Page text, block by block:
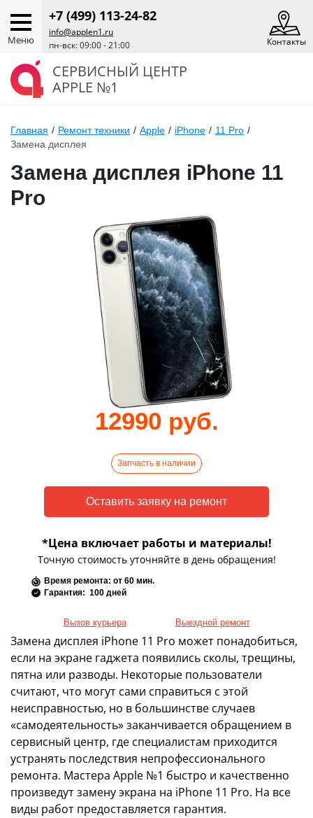
Меню
+7 (499) 113-24-82
info@applen1.ru
пн-вск: 09:00 - 21:00
Контакты
СЕРВИСНЫЙ ЦЕНТР
APPLE №1
Главная / Ремонт техники / Apple / iPhone / 11 Pro /
Замена дисплея
Замена дисплея iPhone 11
Pro
12990 руб.
Запчасть в наличии
*Цена включает работы и материалы!
Точную стоимость уточняйте в день обращения!
Время ремонта: от 60 мин.
Гарантия: 100 дней
Вызов курьера Выездной ремонт
Замена дисплея iPhone 11 Pro может понадобиться,
если на экране гаджета появились сколы, трещины,
пятна или разводы. Некоторые пользователи
считают, что могут сами справиться с этой
неисправностью, но в большинстве случаев
«самодеятельность» заканчивается обращением в
сервисный центр, где специалистам приходится
устранять последствия непрофессионального
ремонта. Мастера Apple №1 быстро и качественно
произведут замену экрана на iPhone 11 Pro. На все
виды работ предоставляется гарантия.